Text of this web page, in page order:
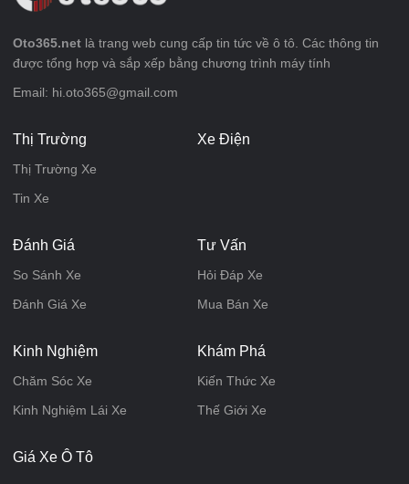
Oto365.net là trang web cung cấp tin tức về ô tô. Các thông tin
được tổng hợp và sắp xếp bằng chương trình máy tính
Email: hi.oto365@gmail.com
Thị Trường
Thị Trường Xe
Tin Xe
Xe Điện
Đánh Giá
So Sánh Xe
Đánh Giá Xe
Tư Vấn
Hỏi Đáp Xe
Mua Bán Xe
Kinh Nghiệm
Chăm Sóc Xe
Kinh Nghiệm Lái Xe
Khám Phá
Kiến Thức Xe
Thế Giới Xe
Giá Xe Ô Tô